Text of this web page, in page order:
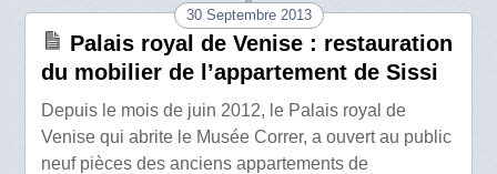
30 Septembre 2013
Palais royal de Venise : restauration
du mobilier de l’appartement de Sissi
Depuis le mois de juin 2012, le Palais royal de
Venise qui abrite le Musée Correr, a ouvert au public
neuf pièces des anciens appartements de